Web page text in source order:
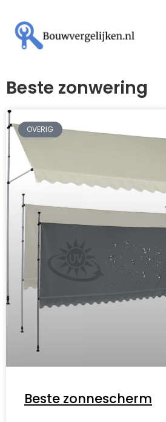
Beste zonwering
OVERIG
Beste zonnescherm